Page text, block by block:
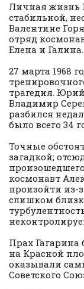
Личная жизнь
стабильной,
Валентине
отряд
Елена и Галина.
27 марта 1968
трагедия.
Владимир
разбился
было всего 34
Точные
загадкой;
космонавт
произойти из-
слишком
Прах Гагарина
на Красной
оказывали
Советского